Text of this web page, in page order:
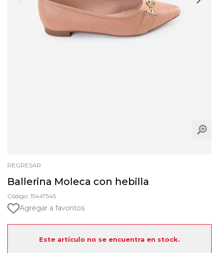
REGRESAR
Ballerina Moleca con hebilla
Código: 15447545
Agregar a favoritos
Este artículo no se encuentra en stock.